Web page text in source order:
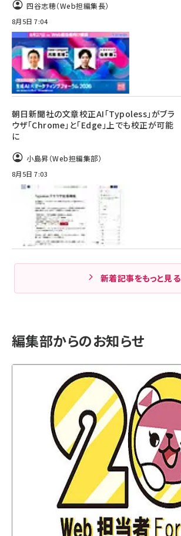
四谷志穂（Web担編集長）
8月5日 7:04
朝日新聞社の文章校正AI「Typoless」がブラ
ウザ「Chrome」と「Edge」上でも校正が可能
に
小島昇（Web担編集部）
8月5日 7:03
新着記事をもっと見る
編集部からのお知らせ